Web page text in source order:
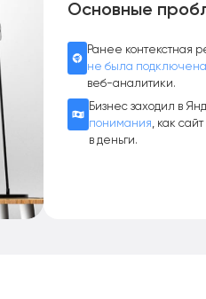
Основные
Ранее контекстная
не была
веб-аналитики.
Бизнес заходил в
понимания, как
в деньги.